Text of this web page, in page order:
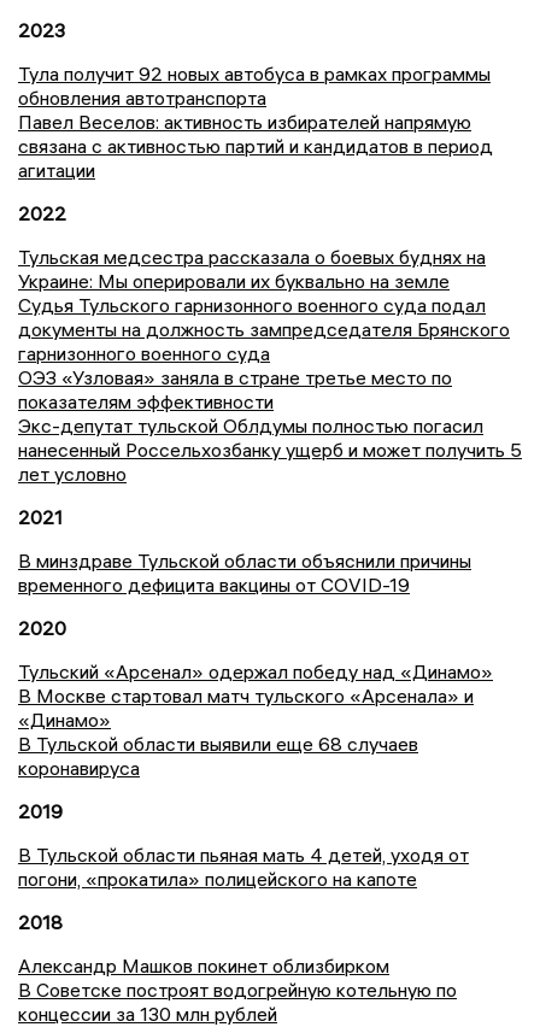
2023
Тула получит 92 новых автобуса в рамках программы
обновления автотранспорта
Павел Веселов: активность избирателей напрямую
связана с активностью партий и кандидатов в период
агитации
2022
Тульская медсестра рассказала о боевых буднях на
Украине: Мы оперировали их буквально на земле
Судья Тульского гарнизонного военного суда подал
документы на должность зампредседателя Брянского
гарнизонного военного суда
ОЭЗ «Узловая» заняла в стране третье место по
показателям эффективности
Экс-депутат тульской Облдумы полностью погасил
нанесенный Россельхозбанку ущерб и может получить 5
лет условно
2021
В минздраве Тульской области объяснили причины
временного дефицита вакцины от COVID-19
2020
Тульский «Арсенал» одержал победу над «Динамо»
В Москве стартовал матч тульского «Арсенала» и
«Динамо»
В Тульской области выявили еще 68 случаев
коронавируса
2019
В Тульской области пьяная мать 4 детей, уходя от
погони, «прокатила» полицейского на капоте
2018
Александр Машков покинет облизбирком
В Советске построят водогрейную котельную по
концессии за 130 млн рублей